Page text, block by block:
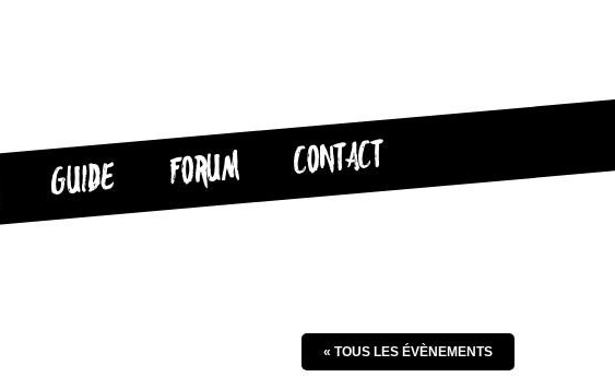
GUIDE FORUM CONTACT
« TOUS LES ÉVÈNEMENTS